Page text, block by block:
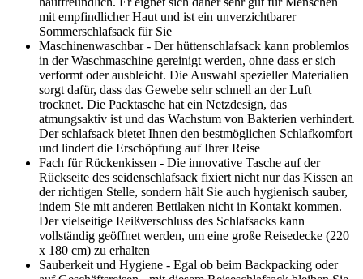
mit empfindlicher Haut und ist ein unverzichtbarer
Sommerschlafsack für Sie
Maschinenwaschbar - Der hüttenschlafsack kann problemlos
in der Waschmaschine gereinigt werden, ohne dass er sich
verformt oder ausbleicht. Die Auswahl spezieller Materialien
sorgt dafür, dass das Gewebe sehr schnell an der Luft
trocknet. Die Packtasche hat ein Netzdesign, das
atmungsaktiv ist und das Wachstum von Bakterien verhindert.
Der schlafsack bietet Ihnen den bestmöglichen Schlafkomfort
und lindert die Erschöpfung auf Ihrer Reise
Fach für Rückenkissen - Die innovative Tasche auf der
Rückseite des seidenschlafsack fixiert nicht nur das Kissen an
der richtigen Stelle, sondern hält Sie auch hygienisch sauber,
indem Sie mit anderen Bettlaken nicht in Kontakt kommen.
Der vielseitige Reißverschluss des Schlafsacks kann
vollständig geöffnet werden, um eine große Reisedecke (220
x 180 cm) zu erhalten
Sauberkeit und Hygiene - Egal ob beim Backpacking oder